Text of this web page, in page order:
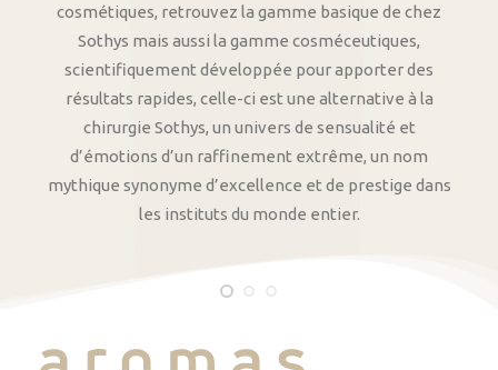
cosmétiques, retrouvez la gamme basique de chez
Sothys mais aussi la gamme cosméceutiques,
scientifiquement développée pour apporter des
résultats rapides, celle-ci est une alternative à la
chirurgie Sothys, un univers de sensualité et
d’émotions d’un raffinement extrême, un nom
mythique synonyme d’excellence et de prestige dans
les instituts du monde entier.